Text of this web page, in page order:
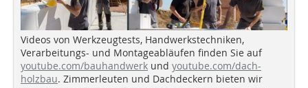
Videos von Werkzeugtests, Handwerkstechniken,
Verarbeitungs- und Montageabläufen finden Sie auf
youtube.com/bauhandwerk und youtube.com/dach-
holzbau. Zimmerleuten und Dachdeckern bieten wir